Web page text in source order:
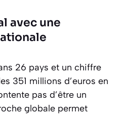
avec une
26 pays et un chiffre
351 millions d’euros en
pas d’être un
globale permet